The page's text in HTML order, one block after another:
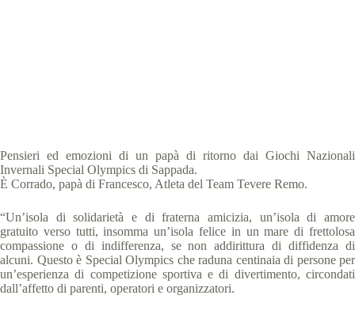
Pensieri ed emozioni di un papà di ritorno dai Giochi Nazionali
Invernali Special Olympics di Sappada.
È Corrado, papà di Francesco, Atleta del Team Tevere Remo.
“Un’isola di solidarietà e di fraterna amicizia, un’isola di amore
gratuito verso tutti, insomma un’isola felice in un mare di frettolosa
compassione o di indifferenza, se non addirittura di diffidenza di
alcuni. Questo è Special Olympics che raduna centinaia di persone per
un’esperienza di competizione sportiva e di divertimento, circondati
dall’affetto di parenti, operatori e organizzatori.